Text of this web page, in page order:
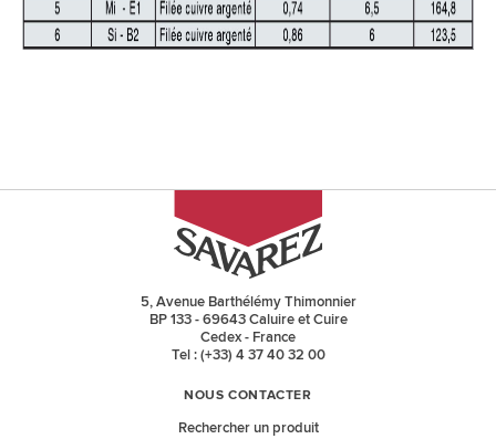
5, Avenue Barthélémy Thimonnier
BP 133 - 69643 Caluire et Cuire
Cedex - France
Tel : (+33) 4 37 40 32 00
NOUS CONTACTER
Rechercher un produit